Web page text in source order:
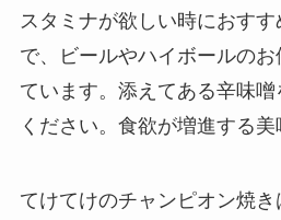
スタミナが欲しい時におす
で、ビールやハイボールの
ています。添えてある辛味
ください。食欲が増進する美
てけてけのチャンピオン焼